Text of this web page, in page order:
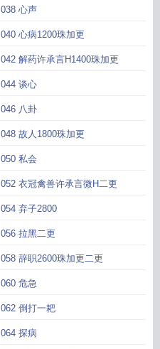
038 心声
040 心病1200珠加更
042 解药许承言H1400珠加更
044 谈心
046 八卦
048 故人1800珠加更
050 私会
052 衣冠禽兽许承言微H二更
054 弃子2800
056 拉黑二更
058 辞职2600珠加更二更
060 危急
062 倒打一耙
064 探病